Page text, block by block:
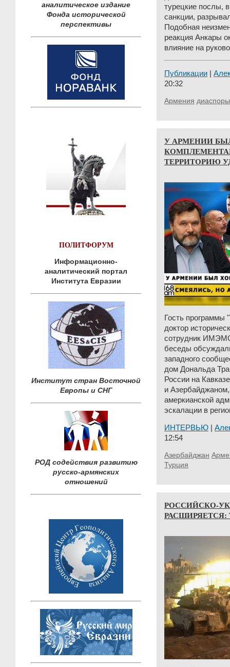
аналитическое издание
Фонда исторической
перспективы
ПОЛИТФОРУМ
Информационно-
аналитический портал
Института Евразии
Институт стран Восточной
Европы и СНГ
РОД содействия развитию
русско-армянских
отношений
турецкие послы,
санкции,
Подобная
реакция Анкары
влияние на
Публикации
20:32
Армения диаспоры
У АРМЕНИИ
ТЕРРИТОРИЮ
Гость программы
доктор
сотрудник
беседы
западного
дом Дональда
России на
и
амеркианской
эскалации в
ИНТЕРВЬЮ
12:54
Азербайджан
Турция
РОССИЙСКО-